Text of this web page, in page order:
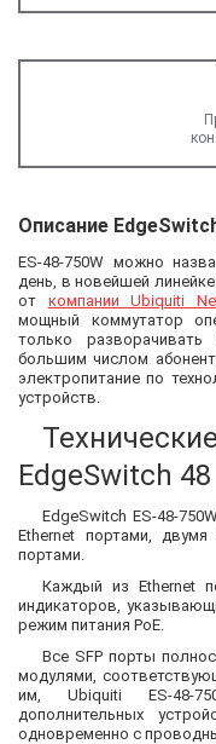
Описание
ES-48-750W можно
день, в новейшей
от компании Ubiquiti
мощный коммутатор
только
большим числом
электропитание по
устройств.
EdgeSwitch 48
EdgeSwitch ES-48-
Ethernet портами,
портами.
Каждый из Ethernet
индикаторов,
режим питания PoE.
Все SFP порты
модулями,
им, Ubiquiti ES-48-
дополнительных
одновременно с